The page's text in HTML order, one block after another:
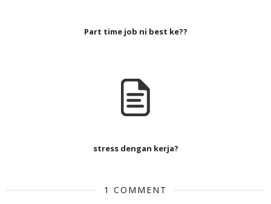
Part time job ni best ke??
stress dengan kerja?
1 COMMENT